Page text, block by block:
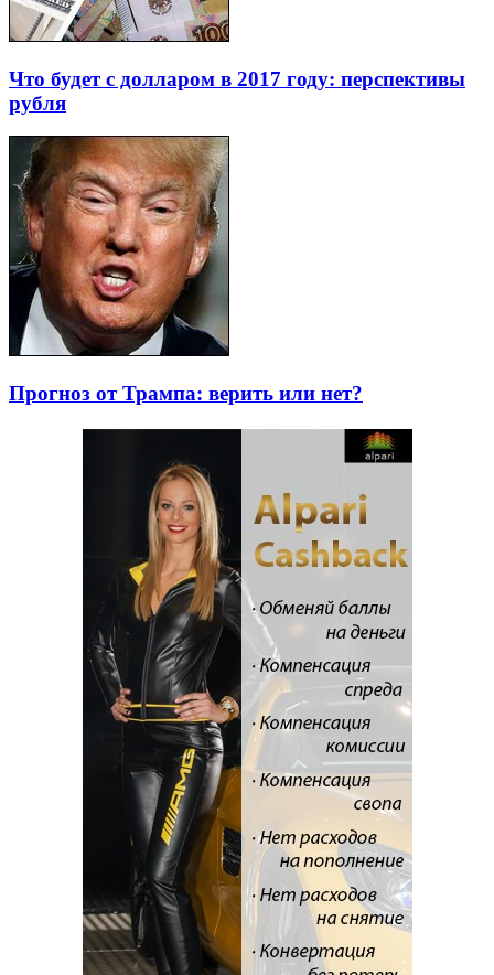
Что будет с долларом в 2017 году: перспективы
рубля
Прогноз от Трампа: верить или нет?